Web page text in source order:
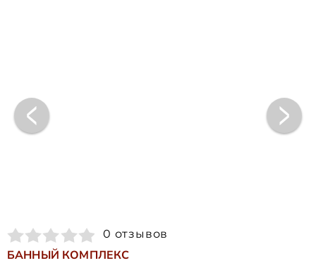
0 отзывов
БАННЫЙ КОМПЛЕКС